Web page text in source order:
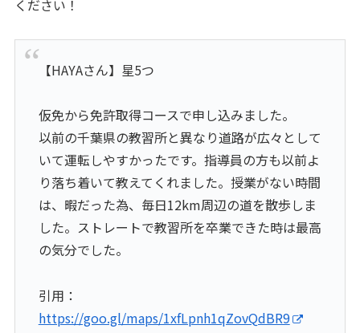
ください！
【HAYAさん】星5つ
仮免から免許取得コースで申し込みました。
以前の千葉県の教習所と異なり道路が広々として
いて運転しやすかったです。指導員の方も以前よ
り落ち着いて教えてくれました。授業がない時間
は、暇だった為、毎日12km周辺の道を散歩しま
した。ストレートで教習所を卒業できた時は最高
の気分でした。
引用：
https://goo.gl/maps/1xfLpnh1qZovQdBR9